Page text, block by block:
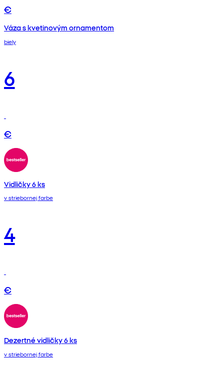
€
Váza s kvetinovým ornamentom
biely
6
€
Vidličky 6 ks
v striebornej farbe
4
€
Dezertné vidličky 6 ks
v striebornej farbe